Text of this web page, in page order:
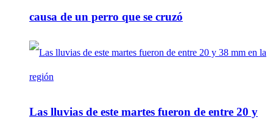
causa de un perro que se cruzó
Las lluvias de este martes fueron de entre 20 y